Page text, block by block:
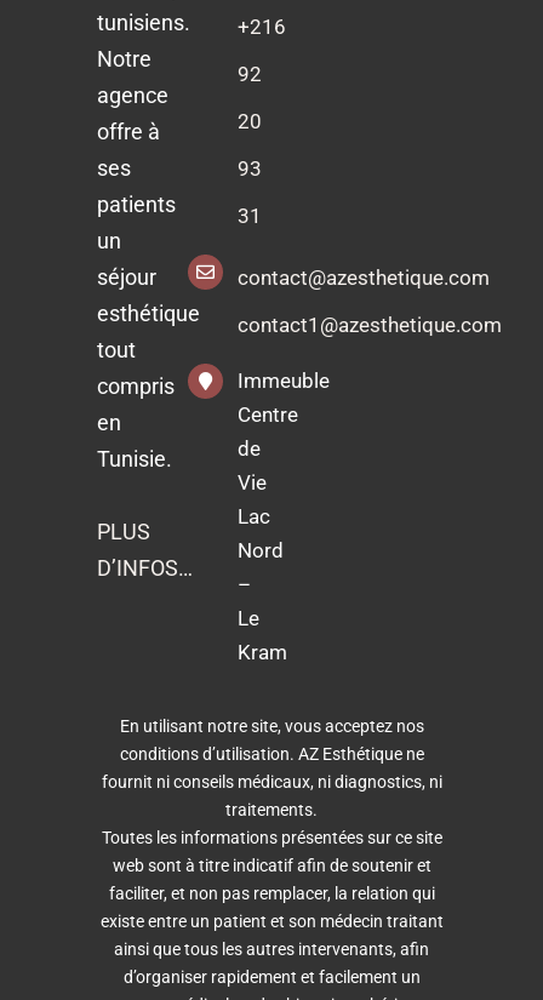
tunisiens.
Notre
agence
offre à
ses
patients
un
séjour
esthétique
tout
compris
en
Tunisie.
PLUS
D’INFOS…
+216
92
20
93
31
contact@azesthetique.com
contact1@azesthetique.com
Immeuble
Centre
de
Vie
Lac
Nord
–
Le
Kram
En utilisant notre site, vous acceptez nos
conditions d’utilisation. AZ Esthétique ne
fournit ni conseils médicaux, ni diagnostics, ni
traitements.
Toutes les informations présentées sur ce site
web sont à titre indicatif afin de soutenir et
faciliter, et non pas remplacer, la relation qui
existe entre un patient et son médecin traitant
ainsi que tous les autres intervenants, afin
d’organiser rapidement et facilement un